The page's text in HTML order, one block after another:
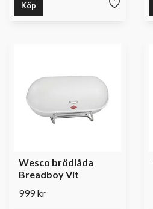
Köp
Wesco brödlåda
Breadboy Vit
999 kr